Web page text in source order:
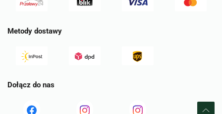
Metody dostawy
Dołącz do nas